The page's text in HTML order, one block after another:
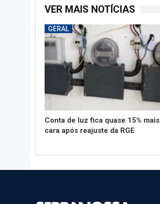
VER MAIS NOTÍCIAS
GERAL
Conta de luz fica quase 15% mais
cara após reajuste da RGE